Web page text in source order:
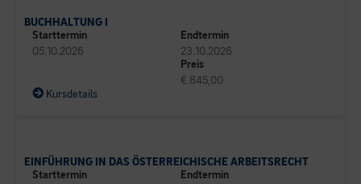
BUCHHALTUNG I
Starttermin
05.10.2026
Endtermin
23.10.2026
Preis
€ 845,00
Kursdetails
EINFÜHRUNG IN DAS ÖSTERREICHISCHE ARBEITSRECHT
Starttermin
Endtermin